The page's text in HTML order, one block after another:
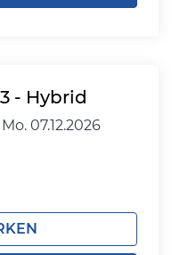
- Hybrid
Mo. 07.12.2026